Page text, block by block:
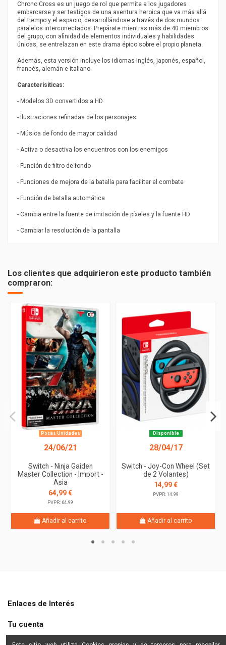
Chrono Cross es un juego de rol que permite a los jugadores
embarcarse y ser testigos de una aventura heroica que va más allá
del tiempo y el espacio, desarrollándose a través de dos mundos
paralelos interconectados. Prepárate mientras más de 40 miembros
del grupo, con afinidad de elementos individuales y habilidades
únicas, se entrelazan en este drama épico sobre el propio planeta.
Además, esta versión incluye los idiomas inglés, japonés, español,
francés, alemán e italiano.
Caracterísiticas:
- Modelos 3D convertidos a HD
- Ilustraciones refinadas de los personajes
- Música de fondo de mayor calidad
- Activa o desactiva los encuentros con los enemigos
- Función de filtro de fondo
- Funciones de mejora de la batalla para facilitar el combate
- Función de batalla automática
- Cambia entre la fuente de imitación de píxeles y la fuente HD
- Cambiar la resolución de la pantalla
Los clientes que adquirieron este producto también
compraron:
Pocas Unidades
24/06/21
Switch - Ninja Gaiden
Master Collection - Import -
Asia
64,99 €
PVPR: 64.99
Añadir al carrito
Disponible
28/04/17
Switch - Joy-Con Wheel (Set
de 2 Volantes)
14,99 €
PVPR: 14.99
Añadir al carrito
Enlaces de Interés
Tu cuenta